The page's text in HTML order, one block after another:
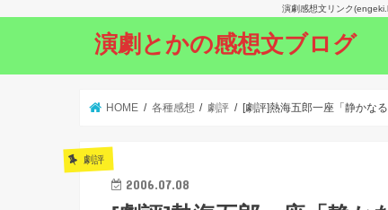
演劇感想文リンク
演劇とかの感想文ブログ
HOME 各種感想 劇評 [劇評]熱海五郎一座「静かな
劇評
2006.07.08